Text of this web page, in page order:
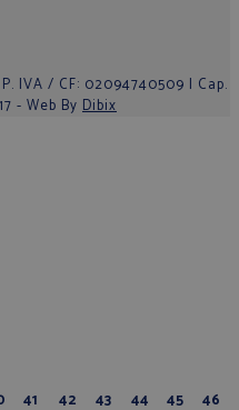
IVA / CF: 02094740509 | Cap.
- Web By Dibix
41 42 43 44 45
46